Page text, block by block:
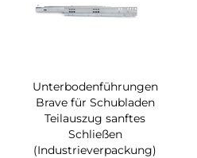
Unterbodenführungen
Brave für Schubladen
Teilauszug sanftes
Schließen
(Industrieverpackung)